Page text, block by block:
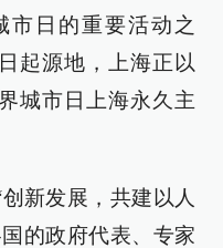
市日的重要活动之
起源地，上海正以
城市日上海永久主
新发展，共建以人
的政府代表、专家